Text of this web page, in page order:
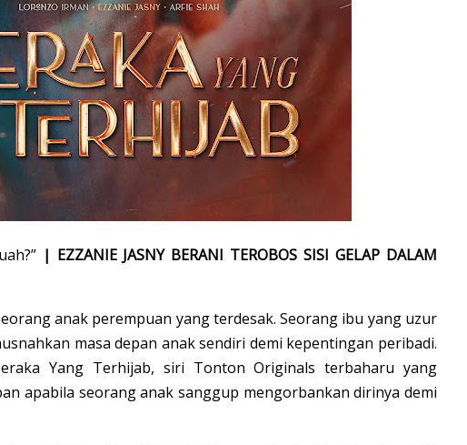
| EZZANIE JASNY BERANI TEROBOS SISI GELAP DALAM
anak perempuan yang terdesak. Seorang ibu yang uzur
masa depan anak sendiri demi kepentingan peribadi.
Yang Terhijab, siri Tonton Originals terbaharu yang
apabila seorang anak sanggup mengorbankan dirinya demi